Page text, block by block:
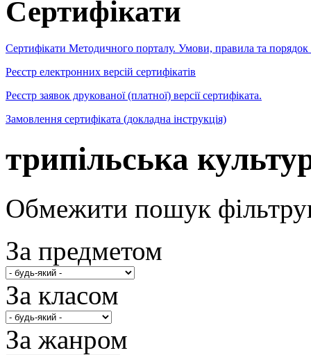
Сертифікати
Сертифікати Методичного порталу. Умови, правила та порядок
Реєстр електронних версій сертифікатів
Реєстр заявок друкованої (платної) версії сертифіката.
Замовлення сертифіката (докладна інструкція)
трипільська
Обмежити пошук
За предметом
За класом
За жанром